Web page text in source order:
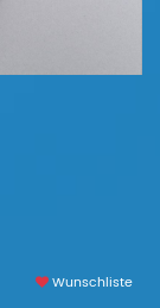
Wunschliste